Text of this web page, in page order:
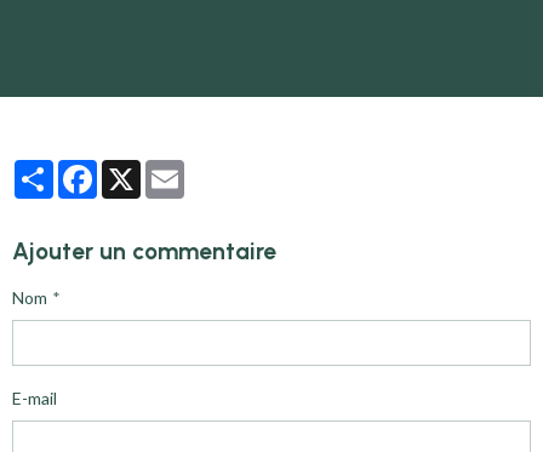
PartagerFacebook
X
Ajouter un commentaire
Nom
E-mail